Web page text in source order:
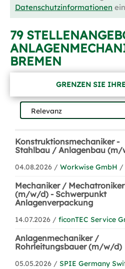
Datenschutzinformationen
79
BREMEN
GRENZEN SIE
Konstruktionsmechaniker -
Stahlbau / Anlagenbau
04.08.2026 / Workwise GmbH /
Mechaniker / Mechatroniker
(m/w/d) - Schwerpunkt
Anlagenverpackung
14.07.2026 / ficonTEC Service
Anlagenmechaniker /
Rohrleitungsbauer (m/w/d)
05.05.2026 / SPIE Germany